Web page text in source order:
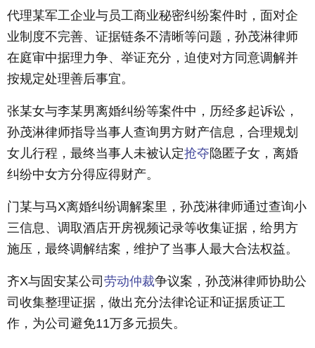
代理某军工企业与员工商业秘密纠纷案件时，面对企
业制度不完善、证据链条不清晰等问题，孙茂淋律师
在庭审中据理力争、举证充分，迫使对方同意调解并
按规定处理善后事宜。
张某女与李某男离婚纠纷等案件中，历经多起诉讼，
孙茂淋律师指导当事人查询男方财产信息，合理规划
女儿行程，最终当事人未被认定抢夺 隐匿子女，离婚
纠纷中女方分得应得财产。
门某与马X离婚纠纷调解案里，孙茂淋律师通过查询小
三信息、调取酒店开房视频记录等收集证据，给男方
施压，最终调解结案，维护了当事人最大合法权益。
齐X与固安某公司 劳动仲裁争议案，孙茂淋律师协助公
司收集整理证据，做出充分法律论证和证据质证工
作，为公司避免11万多元损失。